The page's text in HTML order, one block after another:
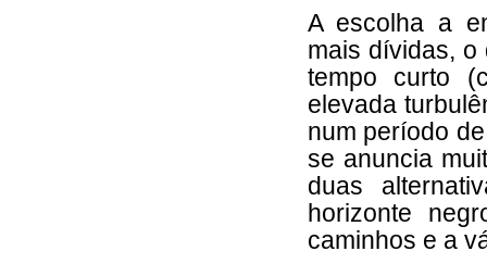
A escolha a
mais dívidas, o
tempo curto
elevada
num período
se anuncia
duas
horizonte
caminhos e a